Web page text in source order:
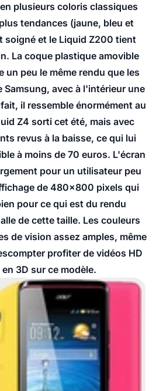
plusieurs coloris classiques
tendances (jaune, bleu et
soigné et le Liquid Z200 tient
La coque plastique amovible
un peu le même rendu que les
Samsung, avec à l'intérieur une
il ressemble énormément au
Z4 sorti cet été, mais avec
revus à la baisse, ce qui lui
à moins de 70 euros. L'écran
pour un utilisateur peu
de 480x800 pixels qui
pour ce qui est du rendu
de cette taille. Les couleurs
de vision assez amples, même
profiter de vidéos HD
3D sur ce modèle.